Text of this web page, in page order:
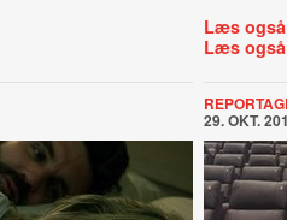
Læs
Læs
29. OKT.